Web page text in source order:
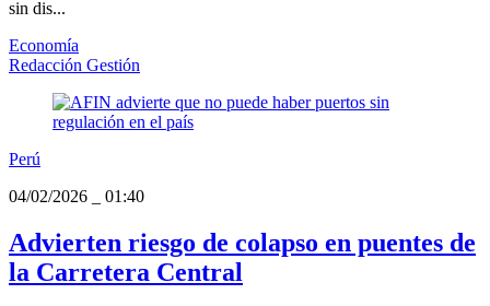
sin dis...
Economía
Redacción Gestión
Perú
04/02/2026
01:40
Advierten riesgo de colapso en puentes de
la Carretera Central